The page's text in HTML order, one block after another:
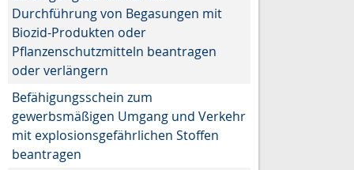
Durchführung von Begasungen mit
Biozid-Produkten oder
Pflanzenschutzmitteln beantragen
oder verlängern
Befähigungsschein zum
gewerbsmäßigen Umgang und Verkehr
mit explosionsgefährlichen Stoffen
beantragen